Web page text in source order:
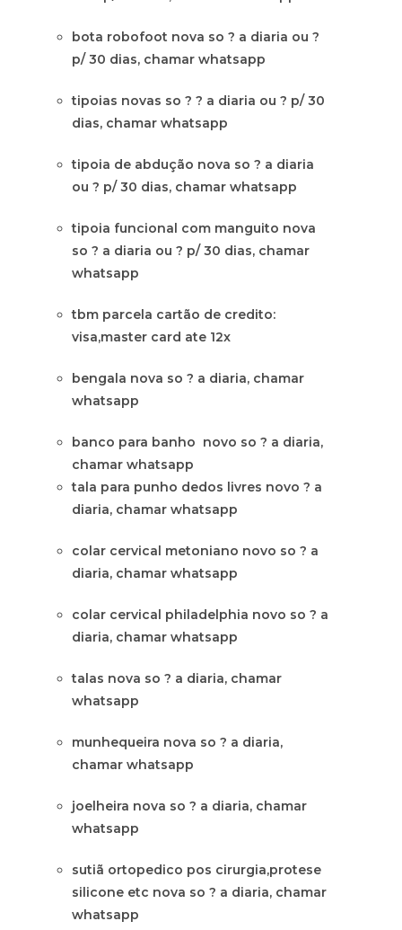
bota robofoot nova so ? a diaria ou ?
p/ 30 dias, chamar whatsapp
tipoias novas so ? ? a diaria ou ? p/ 30
dias, chamar whatsapp
tipoia de abdução nova so ? a diaria
ou ? p/ 30 dias, chamar whatsapp
tipoia funcional com manguito nova
so ? a diaria ou ? p/ 30 dias, chamar
whatsapp
tbm parcela cartão de credito:
visa,master card ate 12x
bengala nova so ? a diaria, chamar
whatsapp
banco para banho novo so ? a diaria,
chamar whatsapp
tala para punho dedos livres novo ? a
diaria, chamar whatsapp
colar cervical metoniano novo so ? a
diaria, chamar whatsapp
colar cervical philadelphia novo so ? a
diaria, chamar whatsapp
talas nova so ? a diaria, chamar
whatsapp
munhequeira nova so ? a diaria,
chamar whatsapp
joelheira nova so ? a diaria, chamar
whatsapp
sutiã ortopedico pos cirurgia,protese
silicone etc nova so ? a diaria, chamar
whatsapp